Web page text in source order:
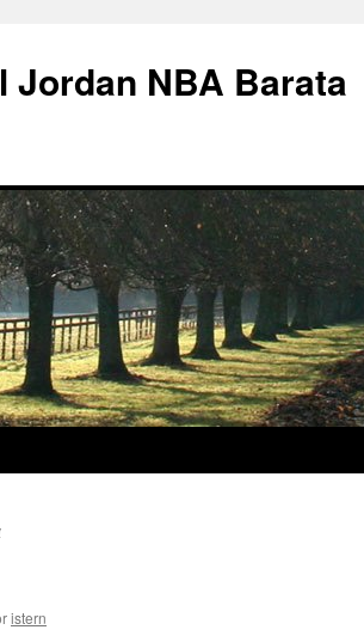
Jordan NBA Barata
istern